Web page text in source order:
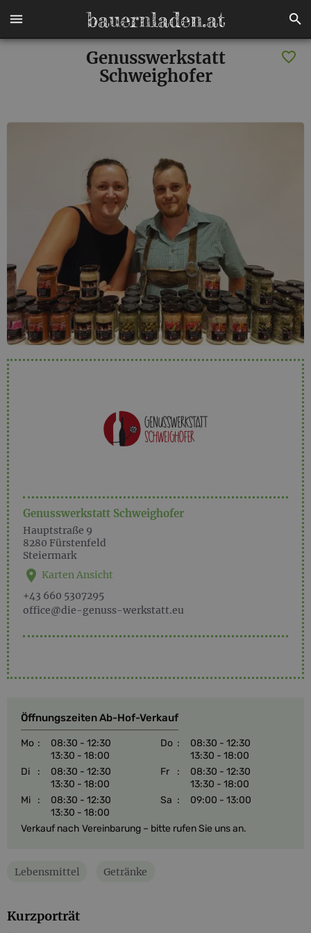
Genusswerkstatt Schweighofer
Hauptstraße 9
8280 Fürstenfeld
Steiermark
Karten Ansicht
+43 660 5307295
office@die-genuss-werkstatt.eu
Öffnungszeiten Ab-Hof-Verkauf
Mo :
08:30 - 12:30
13:30 - 18:00
Di
:
08:30 - 12:30
13:30 - 18:00
Mi
:
08:30 - 12:30
13:30 - 18:00
Do :
08:30 - 12:30
13:30 - 18:00
Fr
:
08:30 - 12:30
13:30 - 18:00
Sa : 09:00 - 13:00
Verkauf nach Vereinbarung – bitte rufen Sie uns an.
Genusswerkstatt
Schweighofer
Lebensmittel Getränke
Kurzporträt